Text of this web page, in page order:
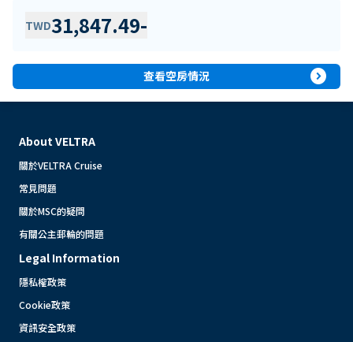
TWD31,847.49-
查看空房情況 expand_circle_right
About VELTRA
關於VELTRA Cruise
常見問題
關於MSC的疑問
有關公主郵輪的問題
Legal Information
隱私權政策
Cookie政策
資訊安全政策